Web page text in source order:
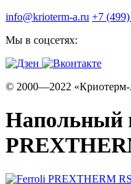
info@krioterm-a.ru +7
Мы в соцсетях:
© 2000—2022
Напольный